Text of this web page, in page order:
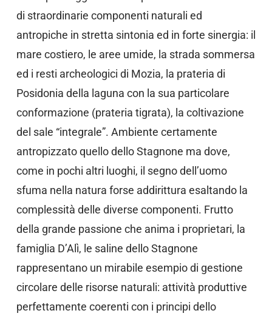
di straordinarie componenti naturali ed
antropiche in stretta sintonia ed in forte sinergia: il
mare costiero, le aree umide, la strada sommersa
ed i resti archeologici di Mozia, la prateria di
Posidonia della laguna con la sua particolare
conformazione (prateria tigrata), la coltivazione
del sale “integrale”. Ambiente certamente
antropizzato quello dello Stagnone ma dove,
come in pochi altri luoghi, il segno dell’uomo
sfuma nella natura forse addirittura esaltando la
complessità delle diverse componenti. Frutto
della grande passione che anima i proprietari, la
famiglia D’Alì, le saline dello Stagnone
rappresentano un mirabile esempio di gestione
circolare delle risorse naturali: attività produttive
perfettamente coerenti con i principi dello